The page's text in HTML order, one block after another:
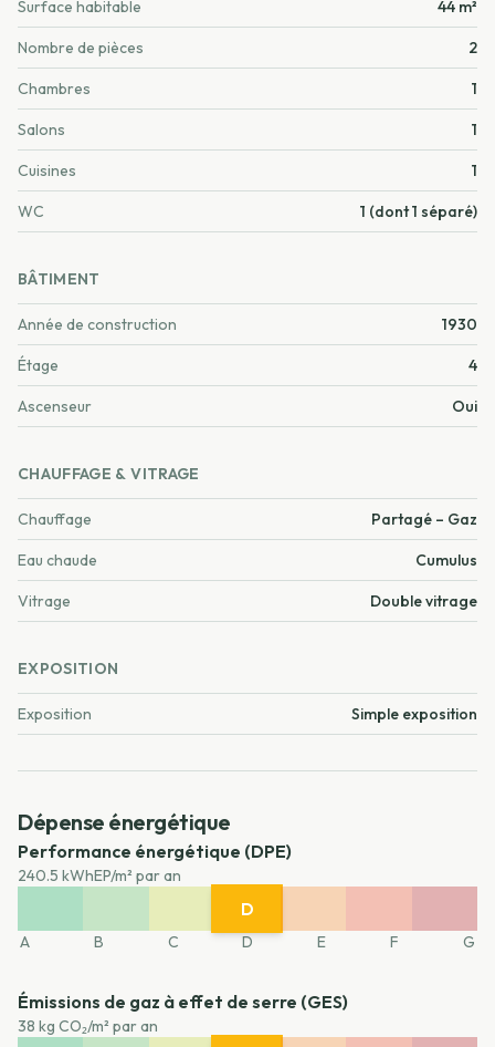
Surface habitable 44 m²
Nombre de pièces 2
Chambres 1
Salons 1
Cuisines 1
WC 1 (dont 1 séparé)
BÂTIMENT
Année de construction 1930
Étage 4
Ascenseur Oui
CHAUFFAGE & VITRAGE
Chauffage Partagé – Gaz
Eau chaude Cumulus
Vitrage Double vitrage
EXPOSITION
Exposition Simple exposition
Dépense énergétique
Performance énergétique (DPE)
240.5 kWhEP/m² par an
D
A
B C D E F G
Émissions de gaz à effet de serre (GES)
38 kg CO₂/m² par an